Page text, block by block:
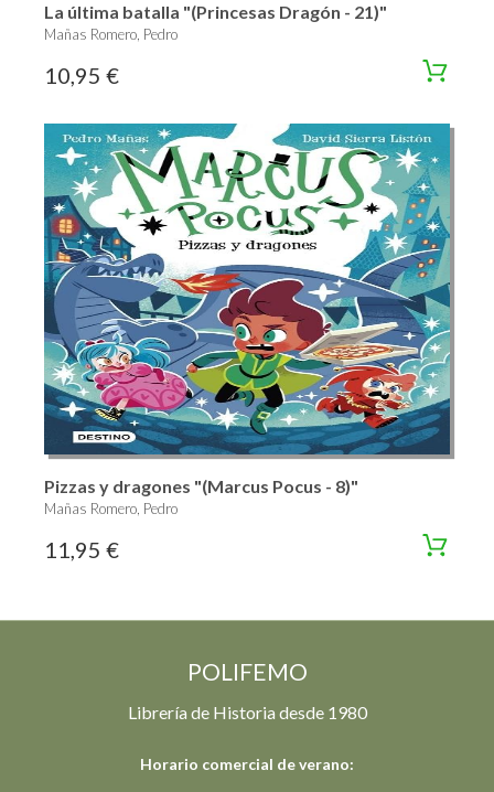
La última batalla "(Princesas Dragón - 21)"
Mañas Romero, Pedro
10,95 €
Pizzas y dragones "(Marcus Pocus - 8)"
Mañas Romero, Pedro
11,95 €
POLIFEMO
Librería de Historia desde 1980
Horario comercial de verano: